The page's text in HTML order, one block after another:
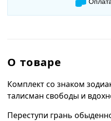
О товаре
Комплект со знаком
талисман свободы и
Переступи грань